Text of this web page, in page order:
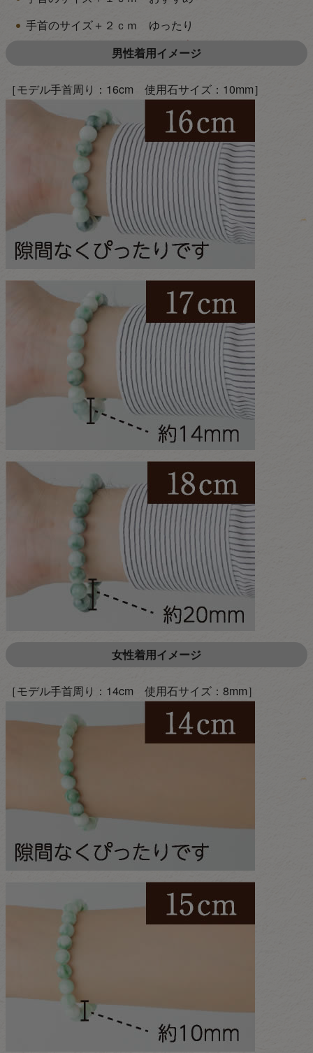
手首のサイズ＋２ｃｍ ゆったり
男性着用イメージ
［モデル手首周り：16cm 使用石サイズ：10mm］
女性着用イメージ
［モデル手首周り：14cm 使用石サイズ：8mm］